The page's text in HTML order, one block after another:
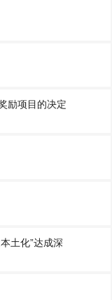
励项目的决定
土化”达成深